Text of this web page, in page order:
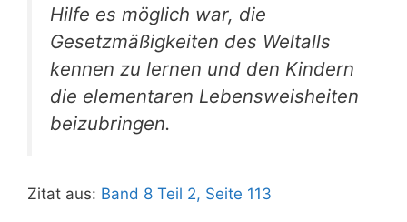
Hilfe es möglich war, die
Gesetzmäßigkeiten des Weltalls
kennen zu lernen und den Kindern
die elementaren Lebensweisheiten
beizubringen.
Zitat aus: Band 8 Teil 2, Seite 113